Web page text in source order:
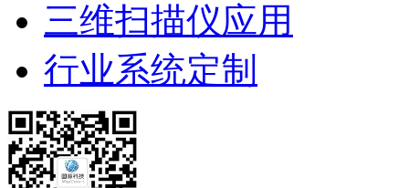
三维扫描仪应用
行业系统定制